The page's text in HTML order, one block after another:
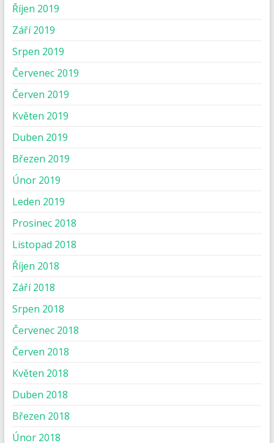
Říjen 2019
Září 2019
Srpen 2019
Červenec 2019
Červen 2019
Květen 2019
Duben 2019
Březen 2019
Únor 2019
Leden 2019
Prosinec 2018
Listopad 2018
Říjen 2018
Září 2018
Srpen 2018
Červenec 2018
Červen 2018
Květen 2018
Duben 2018
Březen 2018
Únor 2018